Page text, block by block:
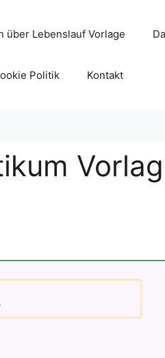
über Lebenslauf Vorlage
Politik Kontakt